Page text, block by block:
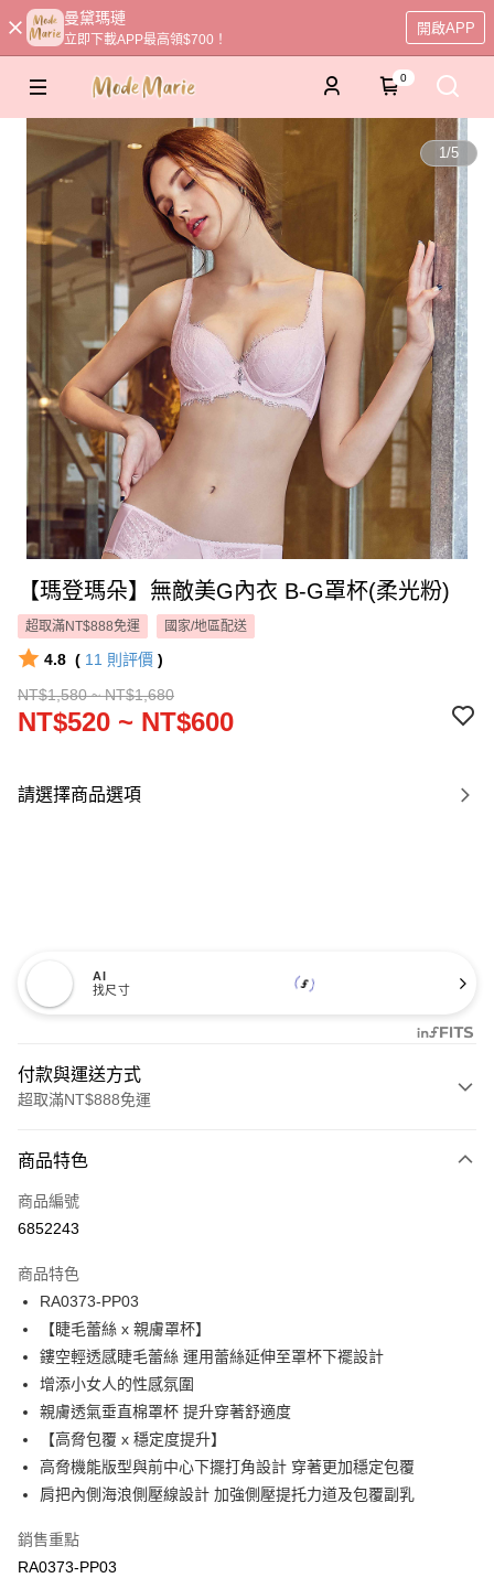
曼黛瑪璉
立即下載APP最高領$700！
開啟APP
0
1/5
【瑪登瑪朵】無敵美G內衣 B-G罩杯(柔光粉)
超取滿NT$888免運 國家/地區配送
4.8 ( 11 則評價 )
NT$1,580 ~ NT$1,680
NT$520 ~ NT$600
請選擇商品選項
AI
找尺寸
付款與運送方式
超取滿NT$888免運
信用卡一次付款
信用卡分期付款
合作金庫商業銀行
華南商業銀行
上海商業儲蓄銀行
國泰世華商業銀行
兆豐國際商業銀行
臺灣中小企業銀行
匯豐（台灣）商業銀行
華泰商業銀行
聯邦商業銀行
遠東國際商業銀行
元大商業銀行
玉山商業銀行
星展（台灣）商業銀行
台新國際商業銀行
中國信託商業銀行
LINE Pay
Apple Pay
悠遊付
AFTEE先享後付
【關於「AFTEE先享後付」】
AFTEE先享後付是「在收到商品之後才付款」的支付方式。 讓您購物簡單
ATM付款
商品特色
商品編號
6852243
商品特色
RA0373-PP03
【睫毛蕾絲 x 親膚罩杯】
鏤空輕透感睫毛蕾絲 運用蕾絲延伸至罩杯下襬設計
增添小女人的性感氛圍
親膚透氣垂直棉罩杯 提升穿著舒適度
【高脅包覆 x 穩定度提升】
高脅機能版型與前中心下擺打角設計 穿著更加穩定包覆
肩把內側海浪側壓線設計 加強側壓提托力道及包覆副乳
銷售重點
RA0373-PP03